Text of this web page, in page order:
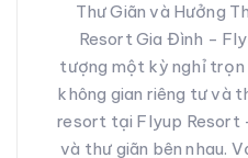
Thư Giãn và Hưởng
Resort Gia Đình -
tượng một kỳ nghỉ trọn
không gian riêng tư và
resort tại Flyup Resort
và thư giãn bên nhau.